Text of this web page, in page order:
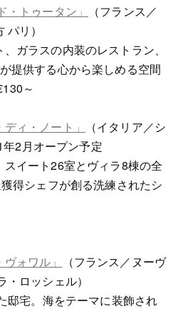
・トゥータン」
（フランス／
リ）
ガラスの内装のレストラン、
提供する心から楽しめる空間
～
ィ・ノート」
（イタリア／シ
2月オープン予定
イート26室とヴィラ8棟の全
得シェフが創る洗練されたシ
ォワル」
（フランス／ヌーヴ
ロッシェル）
邸宅。海をテーマに装飾され